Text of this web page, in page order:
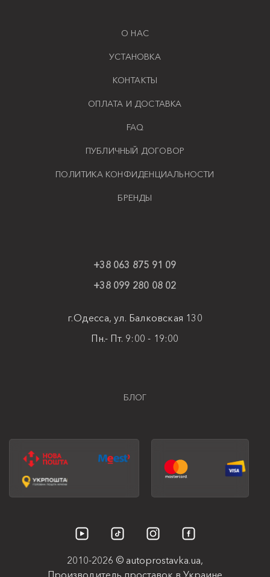
О НАС
УСТАНОВКА
КОНТАКТЫ
ОПЛАТА И ДОСТАВКА
FAQ
ПУБЛИЧНЫЙ ДОГОВОР
ПОЛИТИКА КОНФИДЕНЦИАЛЬНОСТИ
БРЕНДЫ
+38 063 875 91 09
+38 099 280 08 02
г.Одесса, ул. Балковская 130
Пн.- Пт. 9:00 - 19:00
БЛОГ
2010-2026 © autoprostavka.ua,